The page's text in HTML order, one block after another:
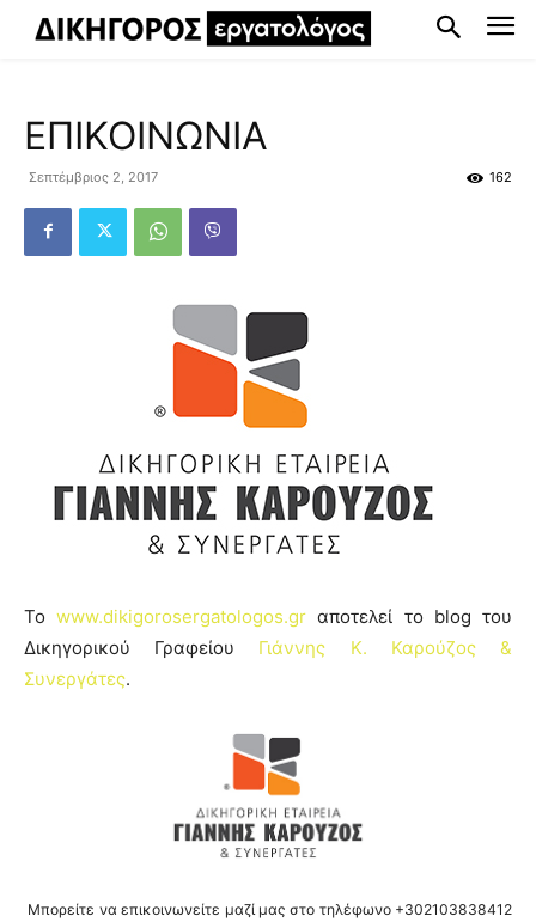
ΕΠΙΚΟΙΝΩΝΙΑ
Σεπτέμβριος 2, 2017 162
Τοwww.dikigorosergatologos.gr αποτελεί το blog του
Δικηγορικού Γραφείου Γιάννης Κ. Καρούζος &
Συνεργάτες.
Μπορείτε να επικοινωνείτε μαζί μας στο τηλέφωνο +302103838412